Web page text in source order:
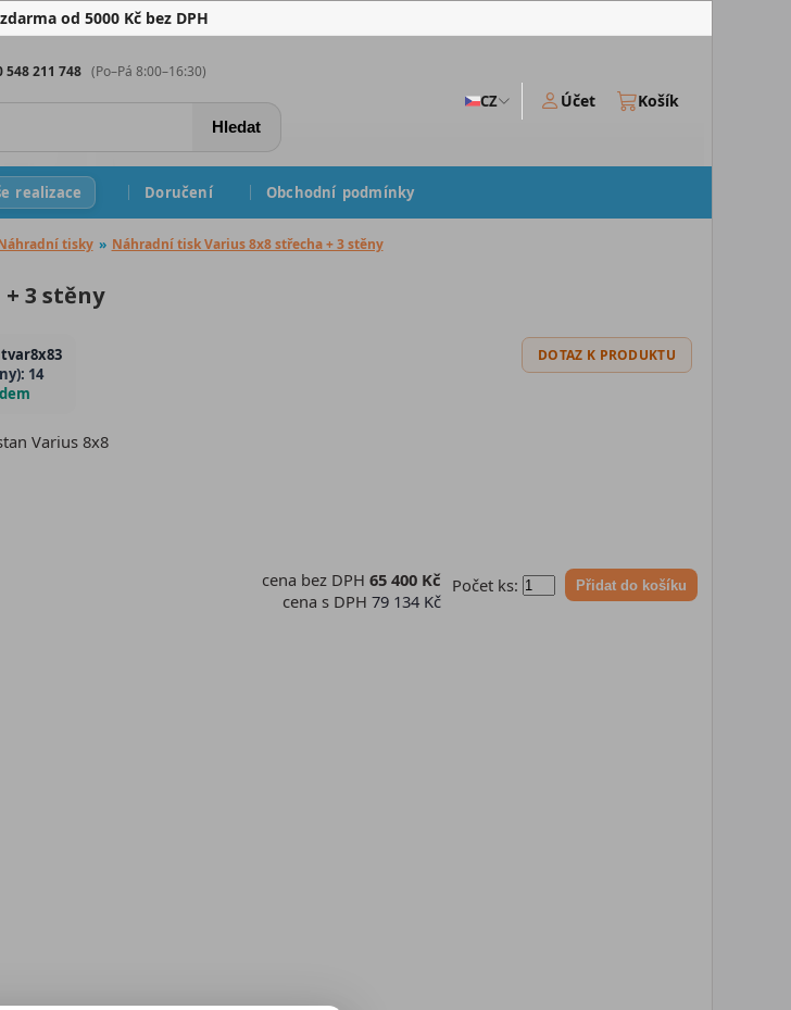
od 5000 Kč bez DPH
548 211 748 (Po–Pá 8:00–16:30)
Hledat
CZ Účet Košík
realizace Doručení Obchodní podmínky
tisky » Náhradní tisk Varius 8x8 střecha + 3 stěny
3 stěny
DOTAZ K PRODUKTU
14
Varius 8x8
Počet ks: Přidat do košíku
cena bez DPH 65 400 Kč
cena s DPH 79 134 Kč